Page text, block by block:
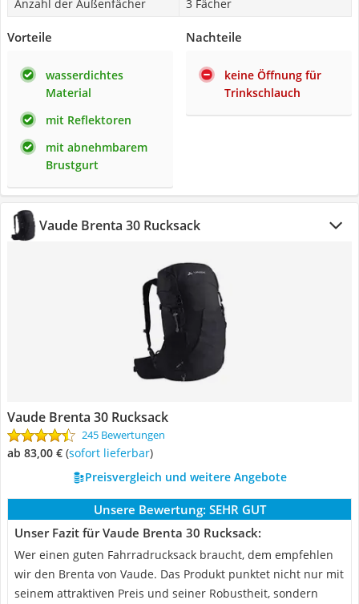
Anzahl der Außenfächer
3 Fächer
Vorteile
wasserdichtes
Material
mit Reflektoren
mit abnehmbarem
Brustgurt
Nachteile
keine Öffnung für
Trinkschlauch
Vaude Brenta 30 Rucksack
Vaude Brenta 30 Rucksack
245 Bewertungen
ab 83,00 € ( Sofort lieferbar)
Preisvergleich und weitere Angebote
Unsere Bewertung: SEHR GUT
Unser Fazit für Vaude Brenta 30 Rucksack:
Wer einen guten Fahrradrucksack braucht, dem empfehlen
wir den Brenta von Vaude. Das Produkt punktet nicht nur mit
seinem attraktiven Preis und seiner Robustheit, sondern